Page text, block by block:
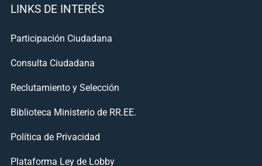
LINKS DE INTERÉS
Participación Ciudadana
Consulta Ciudadana
Reclutamiento y Selección
Biblioteca Ministerio de RR.EE.
Política de Privacidad
Plataforma Ley de Lobby